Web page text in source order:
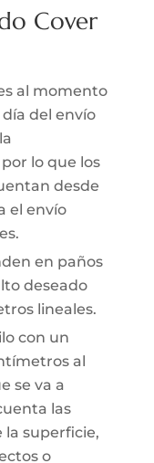
Cover
al momento
del envío
lo que los
desde
el envío
en paños
deseado
lineales.
con un
al
se va a
las
la superficie,
o